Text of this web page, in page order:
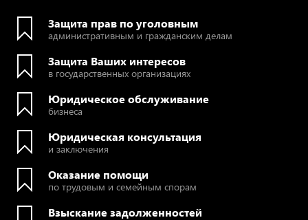
Защита прав по уголовным
административным и гражданским делам
Защита Ваших интересов
в государственных организациях
Юридическое обслуживание
бизнеса
Юридическая консультация
и заключения
Оказание помощи
по трудовым и семейным спорам
Взыскание задолженностей